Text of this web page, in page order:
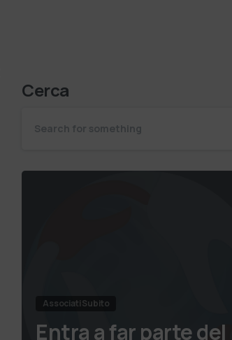
Cerca
Associati Subito
Entra a far parte del